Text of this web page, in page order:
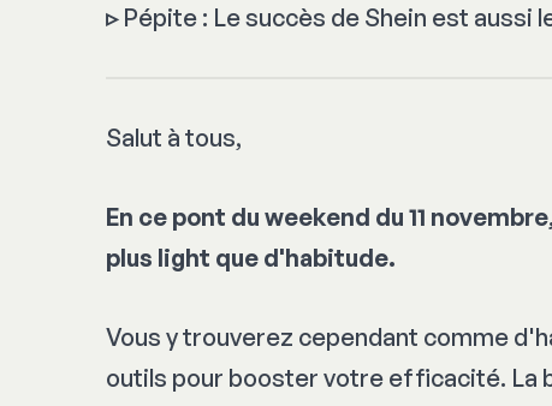
▹Pépite : Le succès de Shein est aussi
Salut à tous,
En ce pont du weekend du 11
plus light que d'habitude.
Vous y trouverez cependant comme
outils pour booster votre efficacité. La